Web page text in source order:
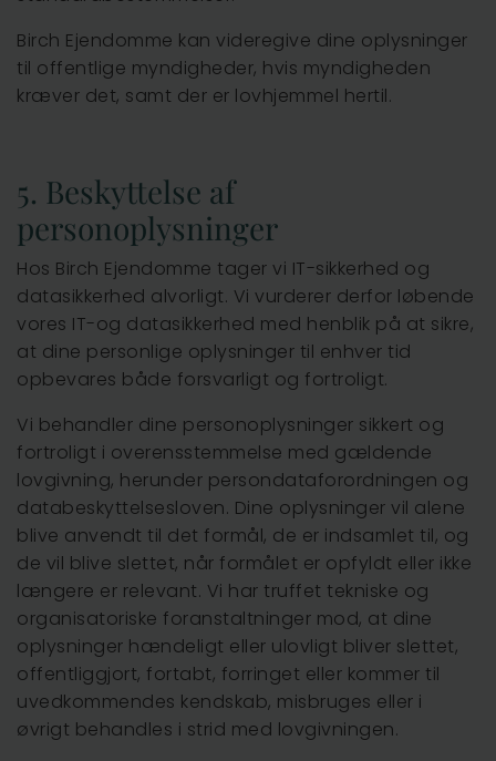
Birch Ejendomme kan videregive dine oplysninger
til offentlige myndigheder, hvis myndigheden
kræver det, samt der er lovhjemmel hertil.
5. Beskyttelse af
personoplysninger
Hos Birch Ejendomme tager vi IT-sikkerhed og
datasikkerhed alvorligt. Vi vurderer derfor løbende
vores IT-og datasikkerhed med henblik på at sikre,
at dine personlige oplysninger til enhver tid
opbevares både forsvarligt og fortroligt.
Vi behandler dine personoplysninger sikkert og
fortroligt i overensstemmelse med gældende
lovgivning, herunder persondataforordningen og
databeskyttelsesloven. Dine oplysninger vil alene
blive anvendt til det formål, de er indsamlet til, og
de vil blive slettet, når formålet er opfyldt eller ikke
længere er relevant. Vi har truffet tekniske og
organisatoriske foranstaltninger mod, at dine
oplysninger hændeligt eller ulovligt bliver slettet,
offentliggjort, fortabt, forringet eller kommer til
uvedkommendes kendskab, misbruges eller i
øvrigt behandles i strid med lovgivningen.